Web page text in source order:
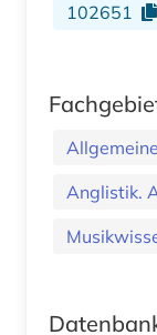
102651
Anglistik.